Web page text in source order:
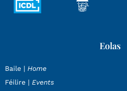
Eolas
Baile | Home
Féilire | Events